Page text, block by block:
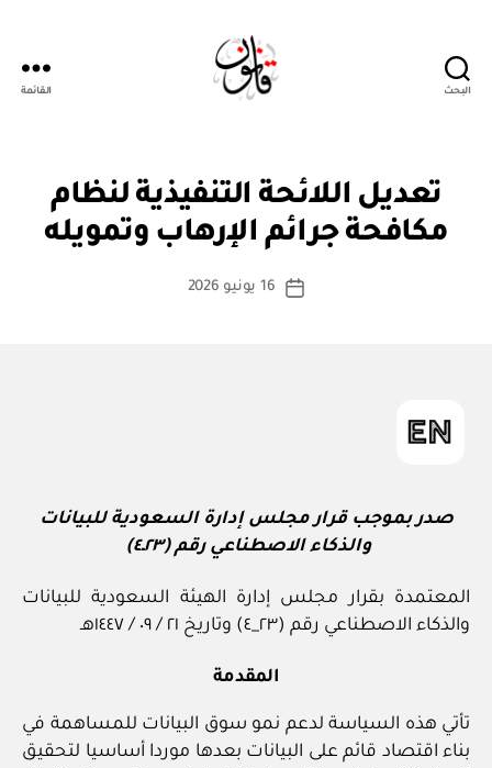
البحث القائمة
التصنيفات
تعديل اللائحة التنفيذية لنظام
مكافحة جرائم الإرهاب وتمويله
كاتب
بو
س
ة
تاريخ
16 يونيو 2026
صدر بموجب قرار مجلس إدارة السعودية للبيانات
والذكاء الاصطناعي رقم (٢٣ـ٤)
المعتمدة بقرار مجلس إدارة الهيئة السعودية للبيانات
والذكاء الاصطناعي رقم (٢٣_٤) وتاريخ ٢١ / ٠٩ / ١٤٤٧هـ
المقدمة
تأتي هذه السياسة لدعم نمو سوق البيانات للمساهمة في
بناء اقتصاد قائم على البيانات بعدها موردا أساسيا لتحقيق